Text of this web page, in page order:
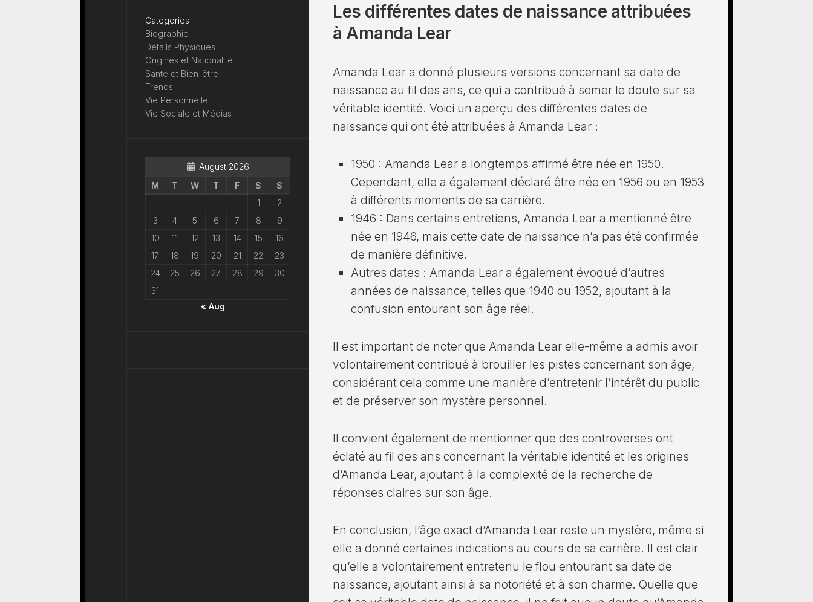
Les différentes dates de naissance attribuées
à Amanda Lear
Amanda Lear a donné plusieurs versions concernant sa date de
naissance au fil des ans, ce qui a contribué à semer le doute sur sa
véritable identité. Voici un aperçu des différentes dates de
naissance qui ont été attribuées à Amanda Lear :
1950 : Amanda Lear a longtemps affirmé être née en 1950.
Cependant, elle a également déclaré être née en 1956 ou en 1953
à différents moments de sa carrière.
1946 : Dans certains entretiens, Amanda Lear a mentionné être
née en 1946, mais cette date de naissance n’a pas été confirmée
de manière définitive.
Autres dates : Amanda Lear a également évoqué d’autres
années de naissance, telles que 1940 ou 1952, ajoutant à la
confusion entourant son âge réel.
Il est important de noter que Amanda Lear elle-même a admis avoir
volontairement contribué à brouiller les pistes concernant son âge,
considérant cela comme une manière d’entretenir l’intérêt du public
et de préserver son mystère personnel.
Il convient également de mentionner que des controverses ont
éclaté au fil des ans concernant la véritable identité et les origines
d’Amanda Lear, ajoutant à la complexité de la recherche de
réponses claires sur son âge.
En conclusion, l’âge exact d’Amanda Lear reste un mystère, même si
elle a donné certaines indications au cours de sa carrière. Il est clair
qu’elle a volontairement entretenu le flou entourant sa date de
naissance, ajoutant ainsi à sa notoriété et à son charme. Quelle que
Categories
Biographie
Détails Physiques
Origines et Nationalité
Santé et Bien-être
Trends
Vie Personnelle
Vie Sociale et Médias
August 2026
M
T W T F S
S
1
2
3
4 5 6 7 8
9
10
11 12 13 14 15
16
17
18 19 20 21 22
23
24
25 26 27 28 29
30
31
« Aug